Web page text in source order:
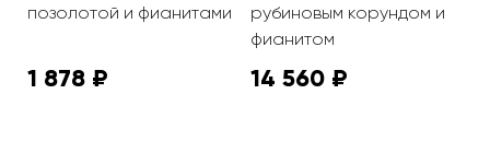
позолотой и фианитами
1 878 ₽
рубиновым корундом и
фианитом
14 560 ₽